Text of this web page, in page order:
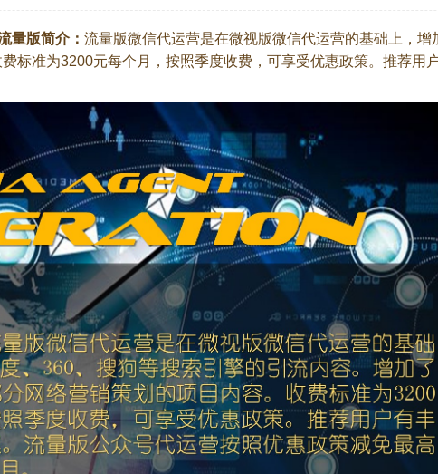
量版简介： 流量版微信代运营是在微视版微信代运营的基础上， 增
标准为3200元每个月，按照季度收费，可享受优惠政策。推荐用